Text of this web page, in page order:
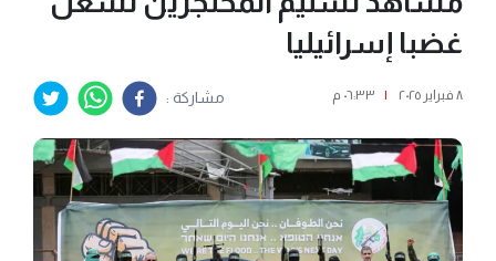
غضبا إسرائيليا
٨ فبراير ٢٠٢٥ | ٠٦:٣٣ م مشاركة :